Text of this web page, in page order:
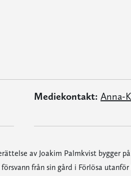
Mediekontakt: Anna-
av Joakim Palmkvist bygger
från sin gård i Förlösa utanför